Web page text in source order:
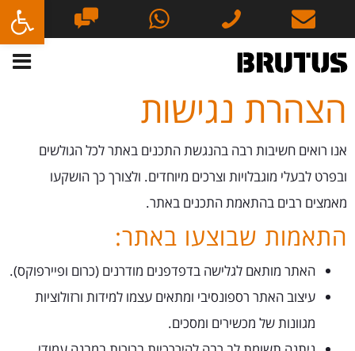
פתח
הצהרת נגישות
אנו רואים חשיבות רבה בהנגשת התכנים באתר לכל הגולשים
ובפרט לבעלי מוגבלויות וצרכים מיוחדים. ולצורך כך הושקעו
מאמצים רבים בהתאמת התכנים באתר.
התאמות שבוצעו באתר:
האתר מותאם לגלישה בדפדפנים מודרנים (כרום ופיירפוקס).
עיצוב האתר רספונסיבי ומתאים עצמו למידות ורזולוציות
מגוונות של מכשירים ומסכים.